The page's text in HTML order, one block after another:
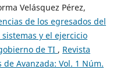
Velásquez Pérez,
de los egresados del
y el ejercicio
de TI , Revista
Avanzada: Vol. 1 Núm.